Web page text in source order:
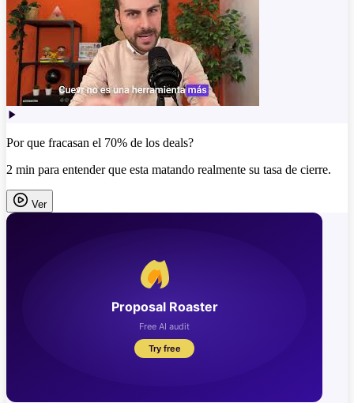
Por que fracasan el 70% de los deals?
2 min para entender que esta matando realmente su tasa de cierre.
Ver